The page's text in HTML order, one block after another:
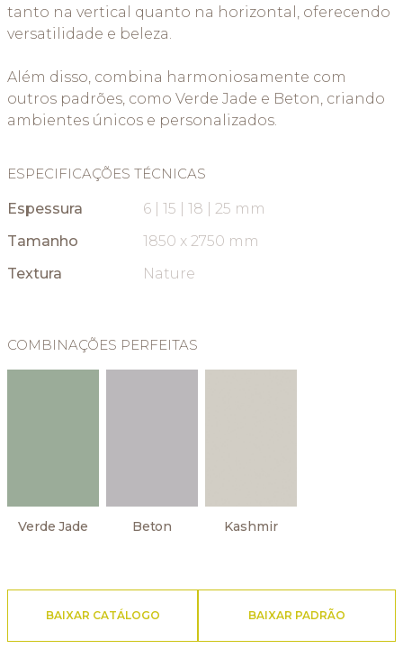
tanto na vertical quanto na horizontal, oferecendo
versatilidade e beleza.
Além disso, combina harmoniosamente com
outros padrões, como Verde Jade e Beton, criando
ambientes únicos e personalizados.
ESPECIFICAÇÕES TÉCNICAS
Espessura
6 | 15 | 18 | 25 mm
Tamanho
1850 x 2750 mm
Textura
Nature
COMBINAÇÕES PERFEITAS
Verde Jade Beton Kashmir
BAIXAR CATÁLOGO BAIXAR PADRÃO